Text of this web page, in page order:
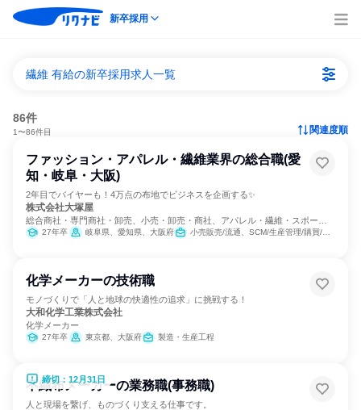
新卒採用
繊維 有給の新卒採用求人一覧
86件
1〜86件目 関連度順
ファッション・アパレル・繊維業界の総合職(愛
知・岐阜・大阪)
2年目でバイヤーも！4万点の布地でビジネスを企画する✨
株式会社大塚屋
総合商社・専門商社・卸売、小売・卸売・商社、アパレル・繊維・スポーツ
メーカー
27年卒 岐阜県、愛知県、大阪府 小売販売/流通、SCM/生産管理/購買/物流
化学メーカーの技術職
モノづくりで「人と地球の快適性の追求」に挑戦する！
大和化学工業株式会社
化学メーカー
27年卒 東京都、大阪府 製造・生産工程
締切：12月31日
不織布メーカーの業務職(事務職)
人と現場を繋げ、ものづくり支える仕事です。